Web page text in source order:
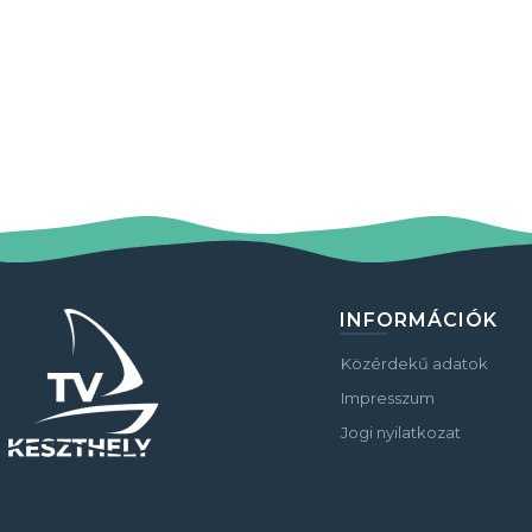
INFORMÁCIÓK
Közérdekű adatok
Impresszum
Jogi nyilatkozat